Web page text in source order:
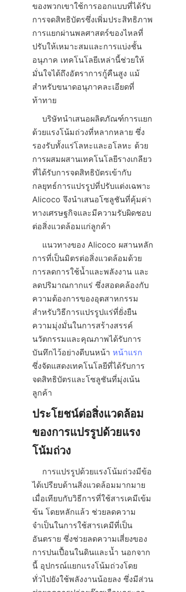
ของพวกเขาใช้การออกแบบที่ได้รับ
การจดสิทธิบัตรซึ่งเพิ่มประสิทธิภาพ
การแยกผ่านพลศาสตร์ของไหลที่
ปรับให้เหมาะสมและการแบ่งชั้น
อนุภาค เทคโนโลยีเหล่านี้ช่วยให้
มั่นใจได้ถึงอัตราการกู้คืนสูง แม้
สำหรับขนาดอนุภาคละเอียดที่
ด้วยแรงโน้มถ่วงที่หลากหลาย ซึ่ง
รองรับทั้งแร่โลหะและอโลหะ ด้วย
การผสมผสานเทคโนโลยีรางเกลียว
ที่ได้รับการจดสิทธิบัตรเข้ากับ
กลยุทธ์การแปรรูปที่ปรับแต่งเฉพาะ
Alicoco จึงนำเสนอโซลูชันที่คุ้มค่า
ทางเศรษฐกิจและมีความรับผิดชอบ
การที่เป็นมิตรต่อสิ่งแวดล้อมด้วย
การลดการใช้น้ำและพลังงาน และ
ลดปริมาณกากแร่ ซึ่งสอดคล้องกับ
ความต้องการของอุตสาหกรรม
สำหรับวิธีการแปรรูปแร่ที่ยั่งยืน
ความมุ่งมั่นในการสร้างสรรค์
นวัตกรรมและคุณภาพได้รับการ
บันทึกไว้อย่างดีบนหน้า หน้าแรก
ซึ่งจัดแสดงเทคโนโลยีที่ได้รับการ
จดสิทธิบัตรและโซลูชันที่มุ่งเน้น
ประโยชน์ต่อสิ่งแวดล้อม
ของการแปรรูปด้วยแรง
ได้เปรียบด้านสิ่งแวดล้อมมากมาย
เมื่อเทียบกับวิธีการที่ใช้สารเคมีเข้ม
ข้น โดยหลักแล้ว ช่วยลดความ
จำเป็นในการใช้สารเคมีที่เป็น
อันตราย ซึ่งช่วยลดความเสี่ยงของ
การปนเปื้อนในดินและน้ำ นอกจาก
นี้ อุปกรณ์แยกแรงโน้มถ่วงโดย
ทั่วไปยังใช้พลังงานน้อยลง ซึ่งมีส่วน